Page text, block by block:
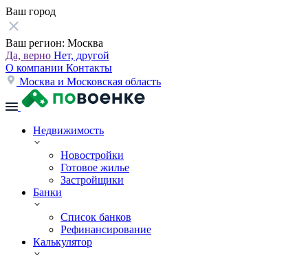
Ваш город
Ваш регион: Москва
Да, верно Нет, другой
О компании Контакты
Москва и Московская область
Недвижимость
Новостройки
Готовое жилье
Застройщики
Банки
Список банков
Рефинансирование
Калькулятор